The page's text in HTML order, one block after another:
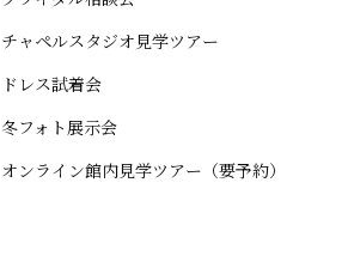
チャペルスタジオ見学ツアー
ドレス試着会
冬フォト展示会
オンライン館内見学ツアー（要予約）